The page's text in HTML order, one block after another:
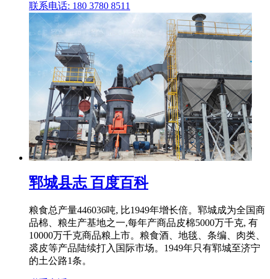
联系电话: 180 3780 8511
郓城县志 百度百科
粮食总产量446036吨, 比1949年增长倍。郓城成为全国商
品棉、粮生产基地之一,每年产商品皮棉5000万千克, 有
10000万千克商品粮上市。粮食酒、地毯、条编、肉类、
裘皮等产品陆续打入国际市场。1949年只有郓城至济宁
的土公路1条。